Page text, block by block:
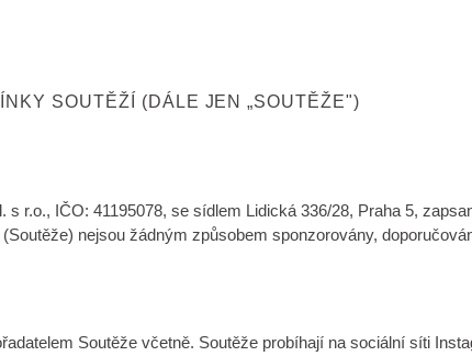
SOUTĚŽÍ (DÁLE JEN „SOUTĚŽE")
r.o., IČO: 41195078, se sídlem Lidická 336/28, Praha 5,
nejsou žádným způsobem sponzorovány,
Soutěže včetně. Soutěže probíhají na sociální síti